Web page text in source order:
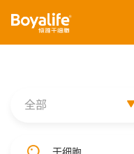
首页 什么是干细胞
全部